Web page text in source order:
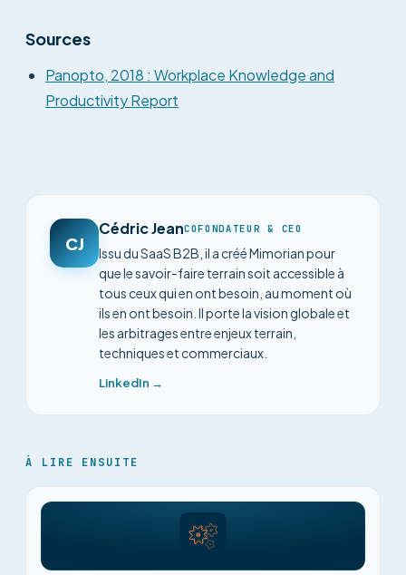
Sources
Panopto, 2018 : Workplace Knowledge and
Productivity Report
CJ
Cédric JeanCOFONDATEUR & CEO
Issu du SaaS B2B, il a créé Mimorian pour
que le savoir-faire terrain soit accessible à
tous ceux qui en ont besoin, au moment où
ils en ont besoin. Il porte la vision globale et
les arbitrages entre enjeux terrain,
techniques et commerciaux.
LinkedIn →
À LIRE ENSUITE